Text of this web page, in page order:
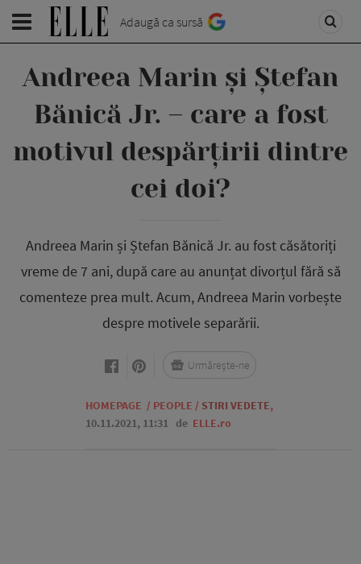
Adaugă ca sursă
Andreea Marin și Ștefan
Bănică Jr. – care a fost
motivul despărțirii dintre
cei doi?
Andreea Marin și Ștefan Bănică Jr. au fost căsătoriți
vreme de 7 ani, după care au anunțat divorțul fără să
comenteze prea mult. Acum, Andreea Marin vorbește
despre motivele separării.
HOMEPAGE / PEOPLE / STIRI VEDETE,
10.11.2021, 11:31 de ELLE.ro
Urmărește-ne